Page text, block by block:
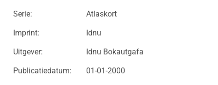
Serie: Atlaskort
Imprint: Idnu
Uitgever: Idnu Bokautgafa
Publicatiedatum: 01-01-2000